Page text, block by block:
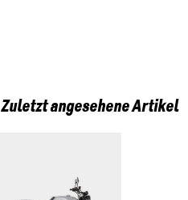
Zuletzt angesehene Artikel